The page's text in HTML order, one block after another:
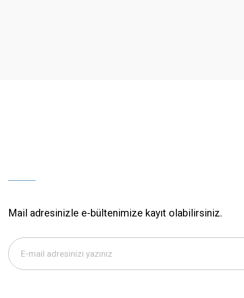
Mail adresinizle e-bültenimize kayıt olabilirsiniz.